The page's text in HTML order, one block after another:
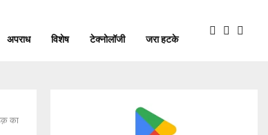
अपराध विशेष टेक्नोलॉजी जरा हटके
का